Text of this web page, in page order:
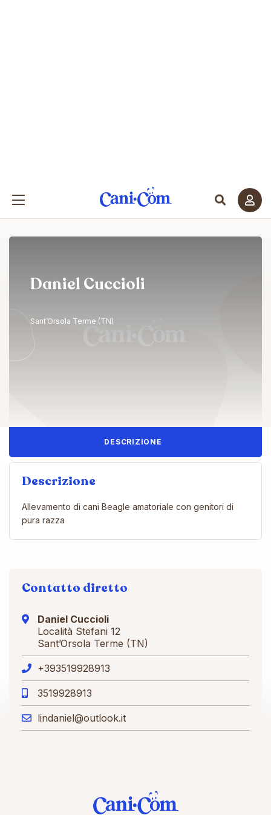
Daniel Cuccioli
Sant’Orsola Terme (TN)
DESCRIZIONE
Descrizione
Allevamento di cani Beagle amatoriale con genitori di
pura razza
Contatto diretto
Daniel Cuccioli
Località Stefani 12
Sant’Orsola Terme (TN)
+393519928913
3519928913
lindaniel@outlook.it